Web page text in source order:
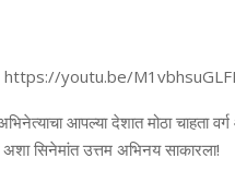
https://youtu.be/
आपल्या देशात मोठा चाहता
सिनेमांत उत्तम अभिनय साकारला!